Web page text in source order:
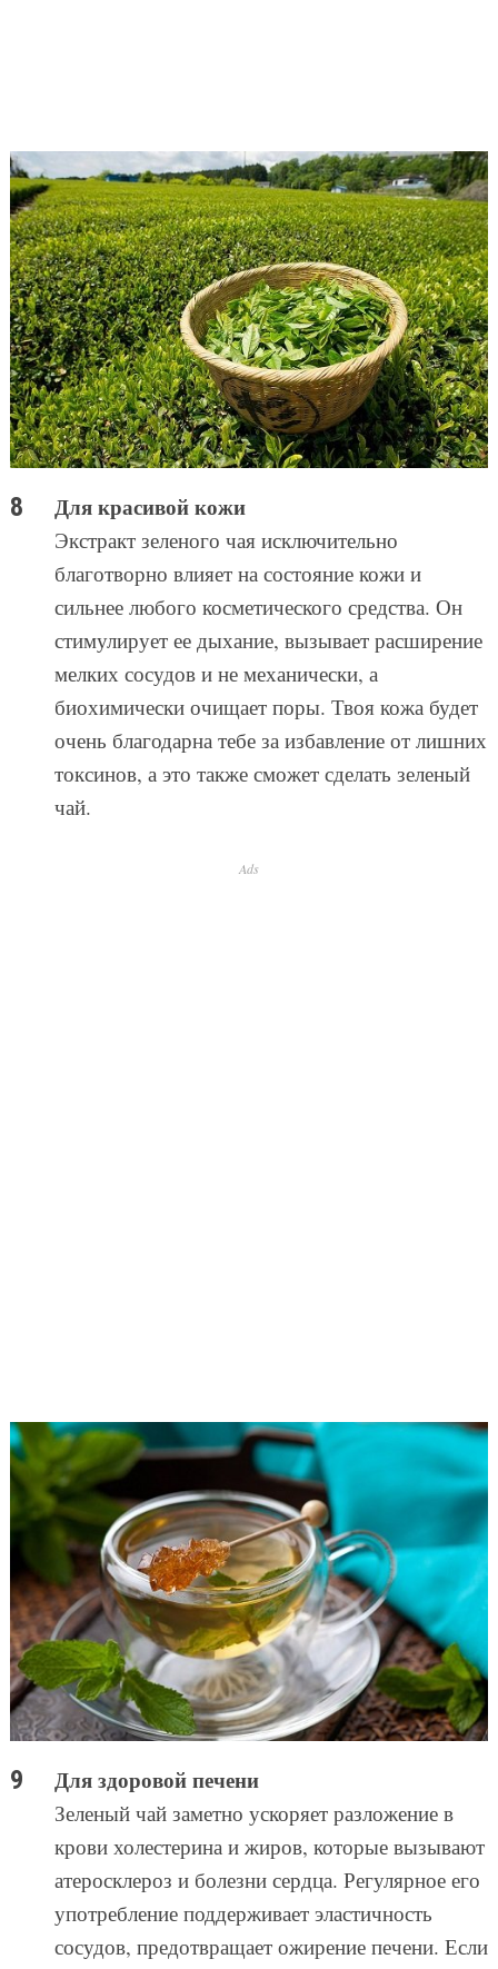
Для красивой кожи
Экстракт зеленого чая исключительно
благотворно влияет на состояние кожи и
сильнее любого косметического средства. Он
стимулирует ее дыхание, вызывает расширение
мелких сосудов и не механически, а
биохимически очищает поры. Твоя кожа будет
очень благодарна тебе за избавление от лишних
токсинов, а это также сможет сделать зеленый
чай.
Ads
Для здоровой печени
Зеленый чай заметно ускоряет разложение в
крови холестерина и жиров, которые вызывают
атеросклероз и болезни сердца. Регулярное его
употребление поддерживает эластичность
сосудов, предотвращает ожирение печени. Если